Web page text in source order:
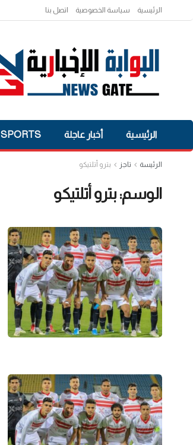
الرئيسية سياسة الخصوصية اتصل بنا
الرئيسية أخبار عاجلة SPORTS
الرئيسة تاجز بترو أتلتيكو
الوسم: بترو أتلتيكو